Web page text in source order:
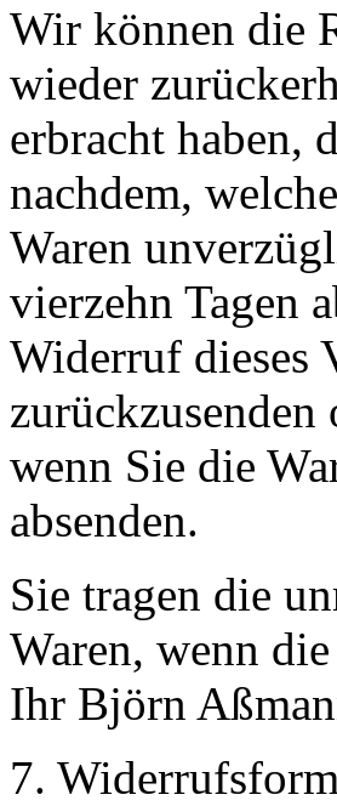
Wir können die
wieder
erbracht haben,
nachdem,
Waren
vierzehn Tagen
Widerruf dieses
wenn Sie die
absenden.
Sie tragen die
Waren, wenn
Ihr Björn
7.